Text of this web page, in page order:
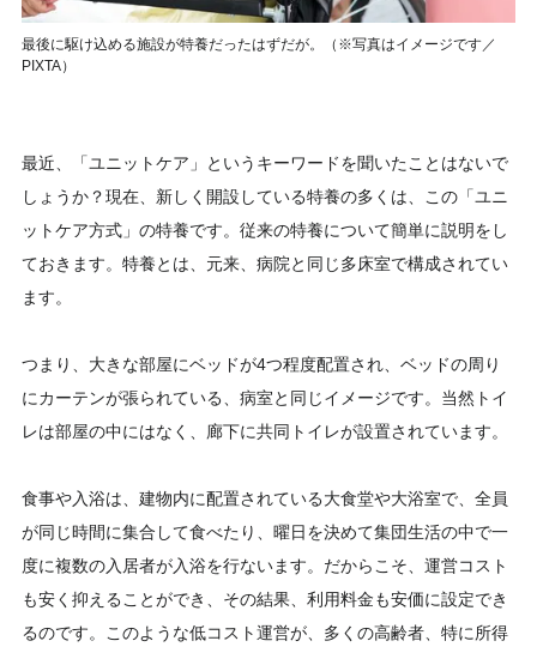
最後に駆け込める施設が特養だったはずだが。（※写真はイメージです／
PIXTA）
最近、「ユニットケア」というキーワードを聞いたことはないで
しょうか？現在、新しく開設している特養の多くは、この「ユニ
ットケア方式」の特養です。従来の特養について簡単に説明をし
ておきます。特養とは、元来、病院と同じ多床室で構成されてい
ます。
つまり、大きな部屋にベッドが4つ程度配置され、ベッドの周り
にカーテンが張られている、病室と同じイメージです。当然トイ
レは部屋の中にはなく、廊下に共同トイレが設置されています。
食事や入浴は、建物内に配置されている大食堂や大浴室で、全員
が同じ時間に集合して食べたり、曜日を決めて集団生活の中で一
度に複数の入居者が入浴を行ないます。だからこそ、運営コスト
も安く抑えることができ、その結果、利用料金も安価に設定でき
るのです。このような低コスト運営が、多くの高齢者、特に所得